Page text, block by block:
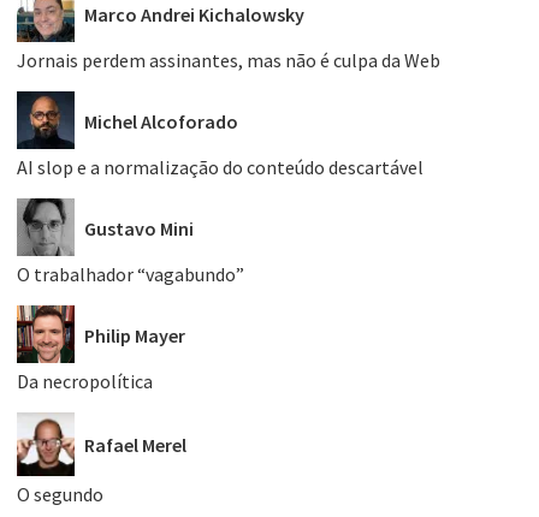
Marco Andrei Kichalowsky
Jornais perdem assinantes, mas não é culpa da Web
Michel Alcoforado
AI slop e a normalização do conteúdo descartável
Gustavo Mini
O trabalhador “vagabundo”
Philip Mayer
Da necropolítica
Rafael Merel
O segundo